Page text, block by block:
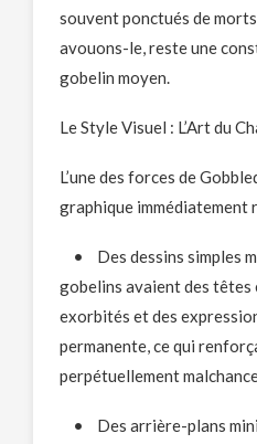
souvent ponctués de
avouons-le, reste une
gobelin moyen.
Le Style Visuel : L’Art du
L’une des forces de
graphique immédiatement
• Des dessins simples
gobelins avaient des têtes
exorbités et des
permanente, ce qui
perpétuellement
• Des arrière-plans